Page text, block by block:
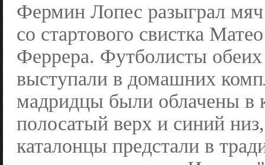
Фермин Лопес разыграл
со стартового свистка
Феррера. Футболисты
выступали в домашних
мадридцы были облачены в
полосатый верх и синий
каталонцы предстали в